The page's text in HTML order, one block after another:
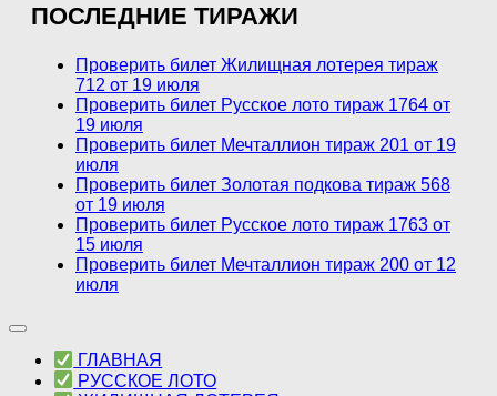
ПОСЛЕДНИЕ ТИРАЖИ
Проверить билет Жилищная лотерея тираж
712 от 19 июля
Проверить билет Русское лото тираж 1764 от
19 июля
Проверить билет Мечталлион тираж 201 от 19
июля
Проверить билет Золотая подкова тираж 568
от 19 июля
Проверить билет Русское лото тираж 1763 от
15 июля
Проверить билет Мечталлион тираж 200 от 12
июля
ГЛАВНАЯ
РУССКОЕ ЛОТО